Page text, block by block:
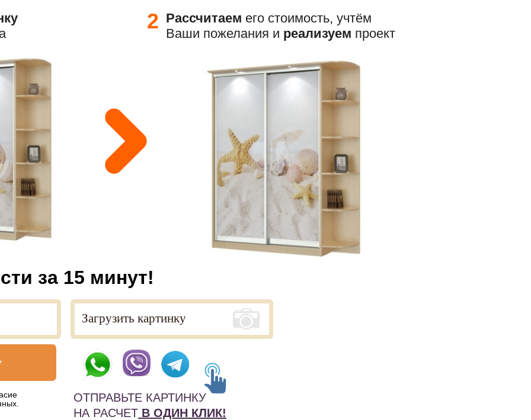
за 15 минут!
Рассчитаем его стоимость, учтём
Ваши пожелания и реализуем проект
ОТПРАВЬТЕ КАРТИНКУ
НА РАСЧЕТ В ОДИН КЛИК!
2